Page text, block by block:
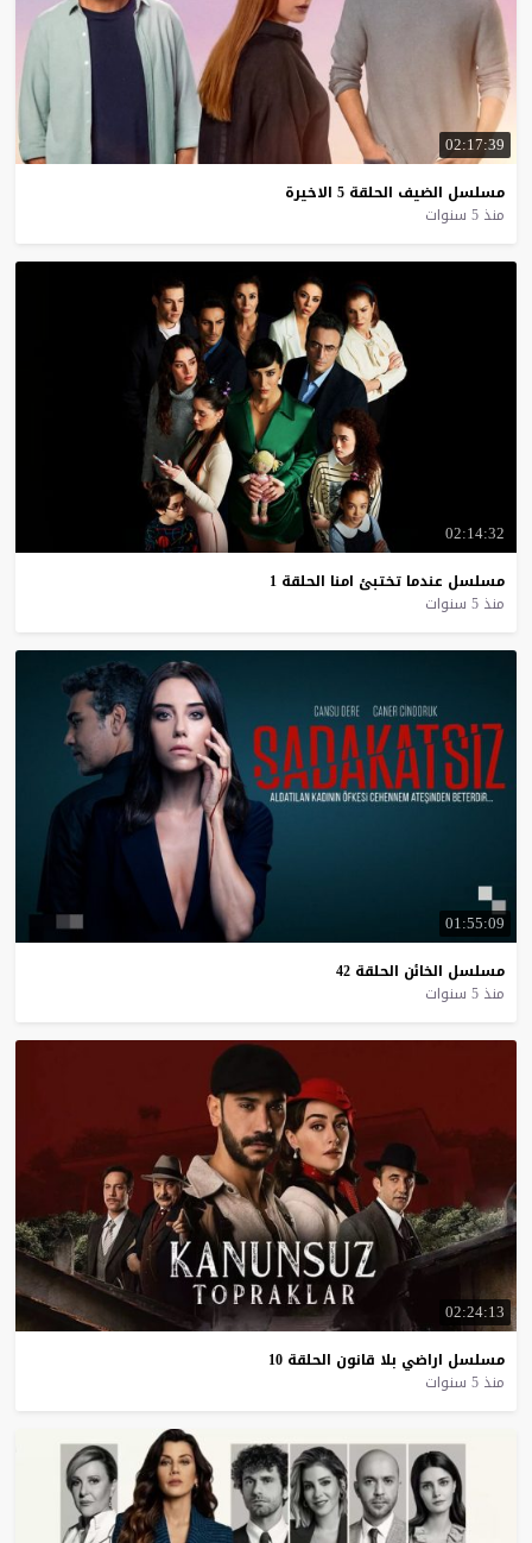
02:17:39
مسلسل الضيف الحلقة 5 الاخيرة
منذ 5 سنوات
02:14:32
مسلسل عندما تختبئ امنا الحلقة 1
منذ 5 سنوات
01:55:09
مسلسل الخائن الحلقة 42
منذ 5 سنوات
02:24:13
مسلسل اراضي بلا قانون الحلقة 10
منذ 5 سنوات